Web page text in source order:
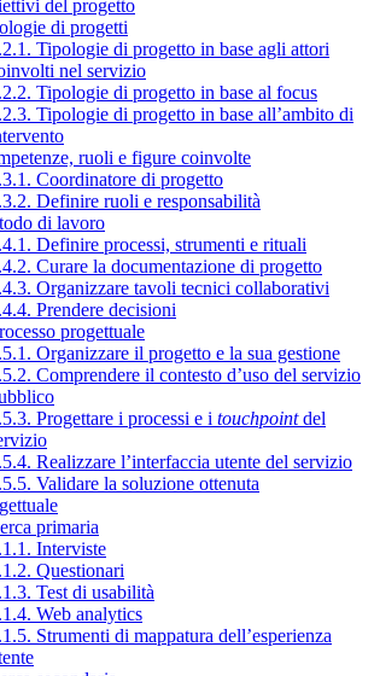
del progetto
di progetti
Tipologie di progetto in base agli attori
nel servizio
Tipologie di progetto in base al focus
Tipologie di progetto in base all’ambito di
ruoli e figure coinvolte
Coordinatore di progetto
Definire ruoli e responsabilità
di lavoro
Definire processi, strumenti e rituali
Curare la documentazione di progetto
Organizzare tavoli tecnici collaborativi
Prendere decisioni
progettuale
Organizzare il progetto e la sua gestione
Comprendere il contesto d’uso del servizio
Progettare i processi e i touchpointdel
Realizzare l’interfaccia utente del servizio
Validare la soluzione ottenuta
primaria
Interviste
Questionari
Test di usabilità
Web analytics
Strumenti di mappatura dell’esperienza